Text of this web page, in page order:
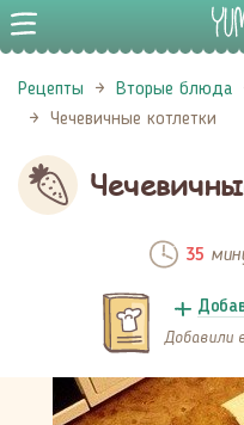
Рецепты Вторые блюда
Чечевичные котлетки
35
Добавили